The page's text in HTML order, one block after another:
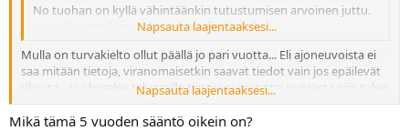
No tuohan on kyllä vähintäänkin tutustumisen arvoinen juttu.
Ja ainakin itte lomaakken täytän tuota pikaa.
Napsauta laajentaaksesi...
Mulla on turvakielto ollut päällä jo pari vuotta... Eli ajoneuvoista ei
saa mitään tietoja, viranomaisetkin saavat tiedot vain jos epäilevät
rikosta... Jos kyselee tekstarilla tietoja autosta tai pyörästä niin tulee
vastaus "Omistajan tiedot ei saatavilla"... Kätevä juttu, tosin viiden
vuoden jälkeen pitää taas uusia...
Napsauta laajentaaksesi...
Mikä tämä 5 vuoden sääntö oikein on?